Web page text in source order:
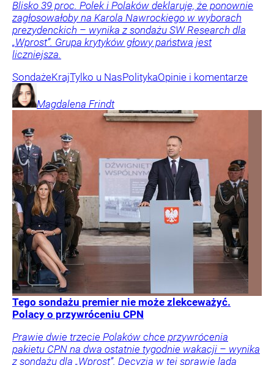
Blisko 39 proc. Polek i Polaków deklaruje, że ponownie
zagłosowałoby na Karola Nawrockiego w wyborach
prezydenckich – wynika z sondażu SW Research dla
„Wprost”. Grupa krytyków głowy państwa jest
liczniejsza.
SondażeKrajTylko u NasPolitykaOpinie i komentarze
Magdalena Frindt
Tego sondażu premier nie może zlekceważyć.
Polacy o przywróceniu CPN
Prawie dwie trzecie Polaków chce przywrócenia
pakietu CPN na dwa ostatnie tygodnie wakacji – wynika
z sondażu dla „Wprost”. Decyzja w tej sprawie lada